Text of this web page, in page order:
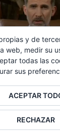
la tele y
y de
web, medir su
todas las
sus
ACEPTAR
RECHAZAR